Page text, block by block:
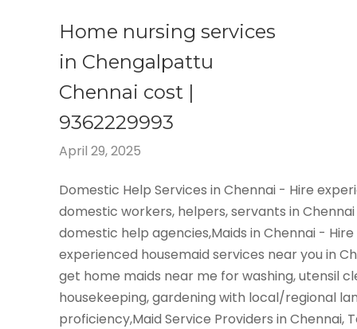
Home nursing services
in Chengalpattu
Chennai cost |
9362229993
April 29, 2025
Domestic Help Services in Chennai - Hire
domestic workers, helpers, servants in
domestic help agencies,Maids in Chennai - Hire
experienced housemaid services near you in
get home maids near me for washing, utensil
housekeeping, gardening with local/regional
proficiency,Maid Service Providers in Chennai,